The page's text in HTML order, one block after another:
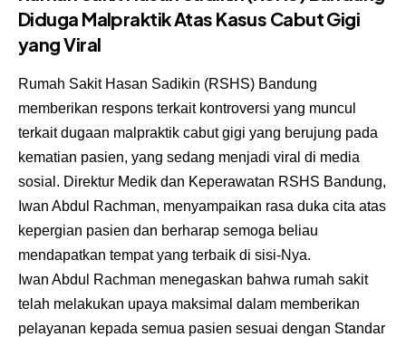
Diduga Malpraktik Atas Kasus Cabut Gigi
yang Viral
Rumah Sakit Hasan Sadikin (RSHS) Bandung
memberikan respons terkait kontroversi yang muncul
terkait dugaan malpraktik cabut gigi yang berujung pada
kematian pasien, yang sedang menjadi viral di media
sosial. Direktur Medik dan Keperawatan RSHS Bandung,
Iwan Abdul Rachman, menyampaikan rasa duka cita atas
kepergian pasien dan berharap semoga beliau
mendapatkan tempat yang terbaik di sisi-Nya.
Iwan Abdul Rachman menegaskan bahwa rumah sakit
telah melakukan upaya maksimal dalam memberikan
pelayanan kepada semua pasien sesuai dengan Standar